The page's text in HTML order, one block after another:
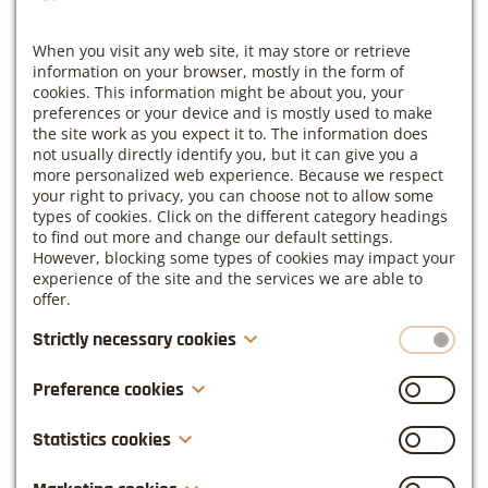
kleine groep van max. 5 personen.
Een aparte ruimte is voorzien om van outfit te
veranderen
De laatste technologische snufjes en
vergadermateriaal zijn voorzien zoals smart
screens, smart boards met LED touch,
flipcharts, pennen, papier, stiften enz.
Neem vooral ook je eigen materiaal mee zoals
laptop, GSM, agenda, jouw presentaties om een
persoonlijke en authentieke ‘touch’ te geven aan
Vragen?Contacteer ons gerust: inge(at)linkdistrict.be
0468 10 36 27
Wespelaarsesteenweg 67, 3150
Haacht.
When you visit any web site, it may store or retrieve
information on your browser, mostly in the form of
cookies. This information might be about you, your
preferences or your device and is mostly used to make
the site work as you expect it to. The information does
not usually directly identify you, but it can give you a
more personalized web experience. Because we respect
your right to privacy, you can choose not to allow some
types of cookies. Click on the different category headings
to find out more and change our default settings.
However, blocking some types of cookies may impact your
experience of the site and the services we are able to
offer.
Strictly necessary cookies
These cookies are necessary for the website to function
and cannot be switched off in our systems. They are
usually only set in response to actions made by you
which amount to a request for services, such as setting
You can set your browser to block or alert you about
Preference cookies
Also known as “functionality cookies,” these cookies allow
a website to remember choices you have made in the
past, like what language you prefer, what region you
Statistics cookies
Also known as “performance cookies,” these cookies